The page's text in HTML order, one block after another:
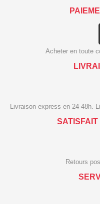
Acheter en toute
Livraison express en 24-48h.
Retours